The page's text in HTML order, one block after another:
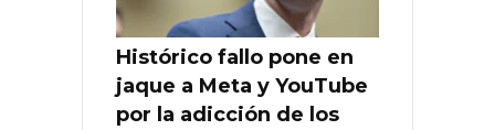
Histórico fallo pone en
jaque a Meta y YouTube
por la adicción de los